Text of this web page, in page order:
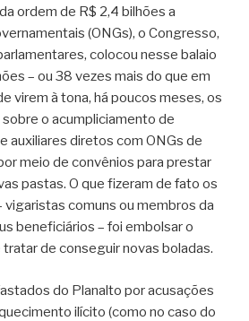
ordem de R$ 2,4 bilhões a
(ONGs), o Congresso,
colocou nesse balaio
– ou 38 vezes mais do que em
virem à tona, há poucos meses, os
o acumpliciamento de
auxiliares diretos com ONGs de
meio de convênios para prestar
pastas. O que fizeram de fato os
comuns ou membros da
beneficiários – foi embolsar o
de conseguir novas boladas.
do Planalto por acusações
ilícito (como no caso do